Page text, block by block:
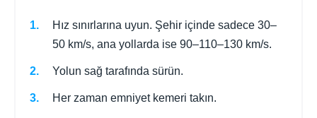
Hız sınırlarına uyun. Şehir içinde sadece 30–
50 km/s, ana yollarda ise 90–110–130 km/s.
Yolun sağ tarafında sürün.
Her zaman emniyet kemeri takın.